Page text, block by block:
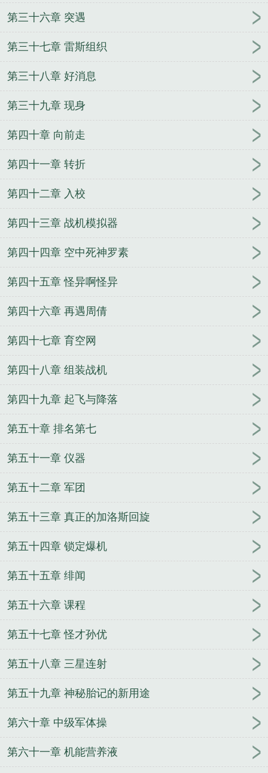
第三十六章 突遇
第三十七章 雷斯组织
第三十八章 好消息
第三十九章 现身
第四十章 向前走
第四十一章 转折
第四十二章 入校
第四十三章 战机模拟器
第四十四章 空中死神罗素
第四十五章 怪异啊怪异
第四十六章 再遇周倩
第四十七章 育空网
第四十八章 组装战机
第四十九章 起飞与降落
第五十章 排名第七
第五十一章 仪器
第五十二章 军团
第五十三章 真正的加洛斯回旋
第五十四章 锁定爆机
第五十五章 绯闻
第五十六章 课程
第五十七章 怪才孙优
第五十八章 三星连射
第五十九章 神秘胎记的新用途
第六十章 中级军体操
第六十一章 机能营养液